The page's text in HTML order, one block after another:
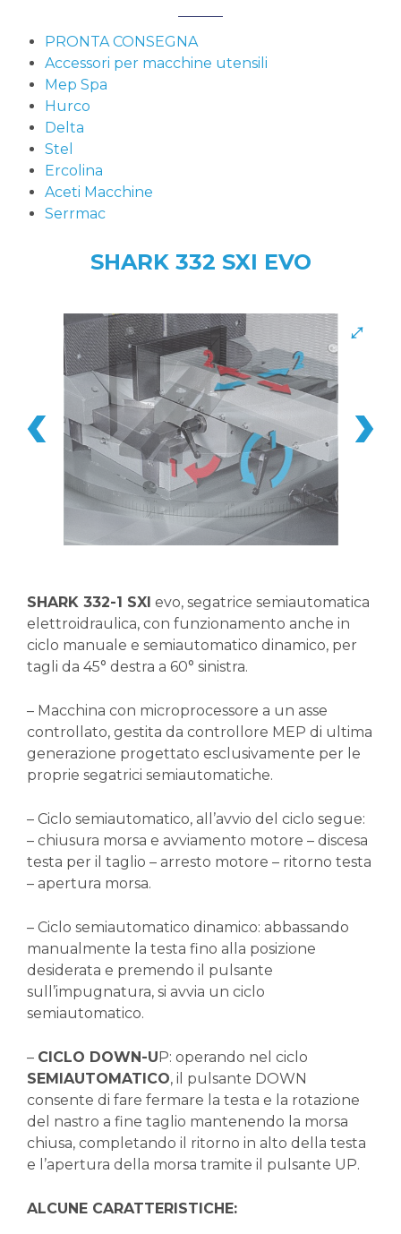
PRONTA CONSEGNA
Accessori per macchine utensili
Mep Spa
Hurco
Delta
Stel
Ercolina
Aceti Macchine
Serrmac
SHARK 332 SXI EVO
SHARK 332-1 SXI evo, segatrice semiautomatica
elettroidraulica, con funzionamento anche in
ciclo manuale e semiautomatico dinamico, per
tagli da 45° destra a 60° sinistra.
– Macchina con microprocessore a un asse
controllato, gestita da controllore MEP di ultima
generazione progettato esclusivamente per le
proprie segatrici semiautomatiche.
– Ciclo semiautomatico, all’avvio del ciclo segue:
– chiusura morsa e avviamento motore – discesa
testa per il taglio – arresto motore – ritorno testa
– apertura morsa.
– Ciclo semiautomatico dinamico: abbassando
manualmente la testa fino alla posizione
desiderata e premendo il pulsante
sull’impugnatura, si avvia un ciclo
semiautomatico.
– CICLO DOWN-UP: operando nel ciclo
SEMIAUTOMATICO, il pulsante DOWN
consente di fare fermare la testa e la rotazione
del nastro a fine taglio mantenendo la morsa
chiusa, completando il ritorno in alto della testa
e l’apertura della morsa tramite il pulsante UP.
ALCUNE CARATTERISTICHE: